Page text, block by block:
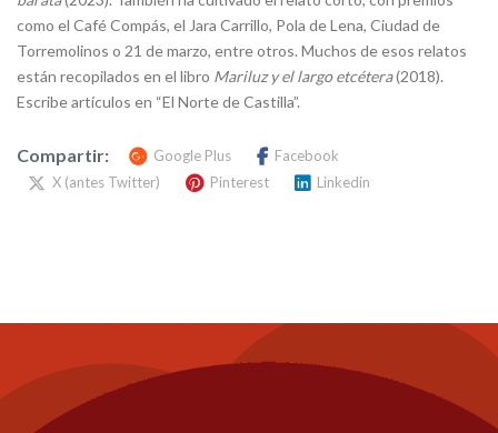
como el Café Compás, el Jara Carrillo, Pola de Lena, Ciudad de
Torremolinos o 21 de marzo, entre otros. Muchos de esos relatos
están recopilados en el libro Mariluz y el largo etcétera(2018).
Escribe artículos en “El Norte de Castilla”.
Compartir: Google Plus
Facebook
X (antes Twitter)
Pinterest Linkedin